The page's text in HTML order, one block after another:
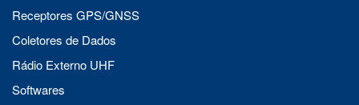
Receptores GPS/GNSS
Coletores de Dados
Rádio Externo UHF
Softwares